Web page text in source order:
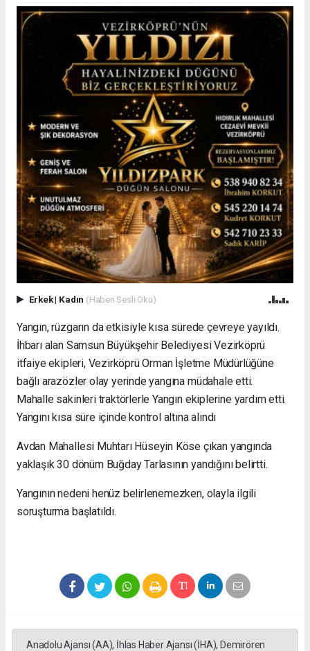
Erkek| Kadın (Haberi Sesli Oku)
Yangın, rüzgarın da etkisiyle kısa sürede çevreye yayıldı.
İhbarı alan Samsun Büyükşehir Belediyesi Vezirköprü
itfaiye ekipleri, Vezirköprü Orman İşletme Müdürlüğüne
bağlı arazözler olay yerinde yangına müdahale etti.
Mahalle sakinleri traktörlerle Yangın ekiplerine yardım etti.
Yangını kısa süre içinde kontrol altına alındı
Avdan Mahallesi Muhtarı Hüseyin Köse çıkan yangında
yaklaşık 30 dönüm Buğday Tarlasının yandığını belirtti.
Yangının nedeni henüz belirlenemezken, olayla ilgili
soruşturma başlatıldı.
Anadolu Ajansı (AA), İhlas Haber Ajansı (İHA), Demirören